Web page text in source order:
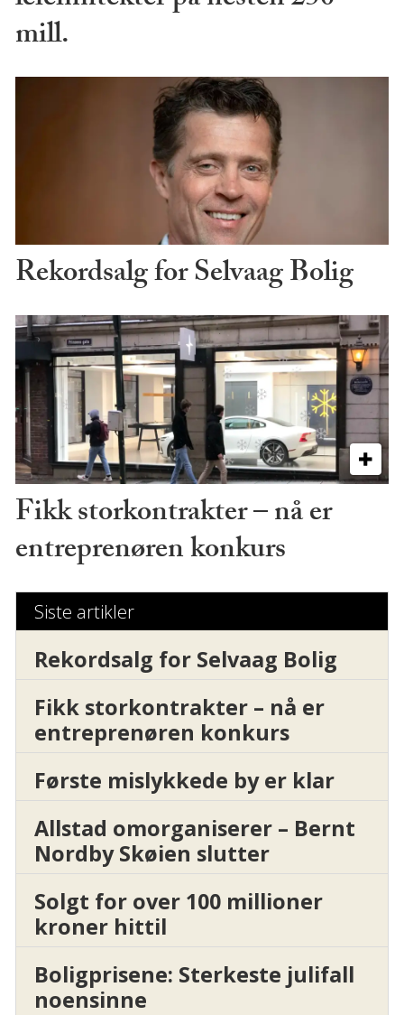
mill.
Rekordsalg for Selvaag Bolig
Fikk storkontrakter – nå er
entreprenøren konkurs
Siste artikler
Rekordsalg for Selvaag Bolig
Fikk storkontrakter – nå er
entreprenøren konkurs
Første mislykkede by er klar
Allstad omorganiserer – Bernt
Nordby Skøien slutter
Solgt for over 100 millioner
kroner hittil
Boligprisene: Sterkeste julifall
noensinne